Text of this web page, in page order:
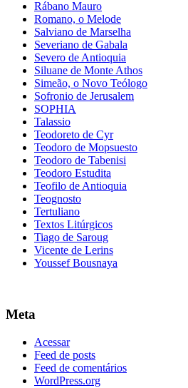
Rábano Mauro
Romano, o Melode
Salviano de Marselha
Severiano de Gabala
Severo de Antioquia
Siluane de Monte Athos
Simeão, o Novo Teólogo
Sofronio de Jerusalem
SOPHIA
Talassio
Teodoreto de Cyr
Teodoro de Mopsuesto
Teodoro de Tabenisi
Teodoro Estudita
Teofilo de Antioquia
Teognosto
Tertuliano
Textos Litúrgicos
Tiago de Saroug
Vicente de Lerins
Youssef Bousnaya
Meta
Acessar
Feed de posts
Feed de comentários
WordPress.org